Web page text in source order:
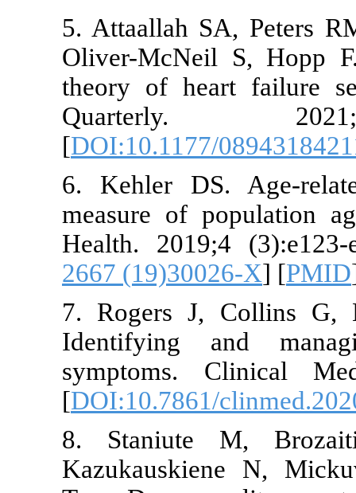
5. Attaallah
Oliver-
theory of
[
6. Kehler
measure of
Health.
2667
7. Rogers
Identifying
symptoms.
[
8.